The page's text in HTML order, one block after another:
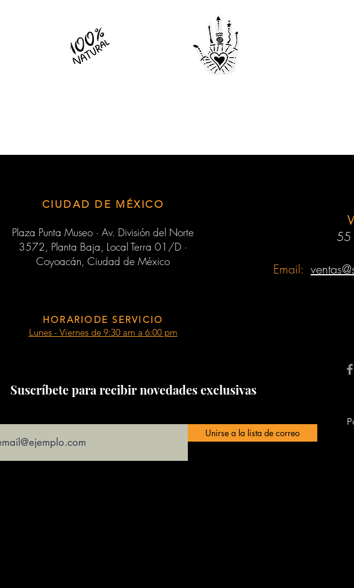
CIUDAD DE MÉXICO
Plaza Punta Museo · Av. División del Norte
3572, Planta Baja, Local Terra 01/D ·
Coyoacán, Ciudad de México
Email:
HORARIODE SERVICIO
Lunes - Viernes de 9:30 am a 6:00 pm
Suscríbete para recibir novedades exclusivas
Unirse a la lista de correo